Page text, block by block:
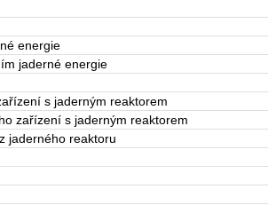
energie
jaderné energie
s jaderným reaktorem
zařízení s jaderným reaktorem
jaderného reaktoru